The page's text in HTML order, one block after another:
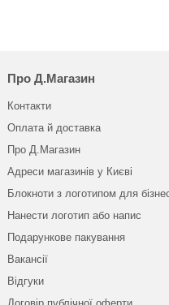
Про Д.Магазин
Контакти
Оплата й доставка
Про Д.Магазин
Адреси магазинів у Києві
Блокноти з логотипом для
Нанести логотип або напис
Подарункове пакування
Вакансії
Відгуки